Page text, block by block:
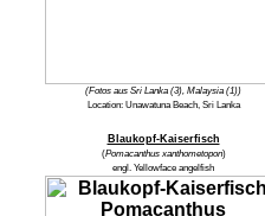
(Fotos aus Sri Lanka (3), Malaysia (1))
Location: Unawatuna Beach, Sri Lanka
Blaukopf-Kaiserfisch
(Pomacanthus xanthometopon)
engl. Yellowface angelfish